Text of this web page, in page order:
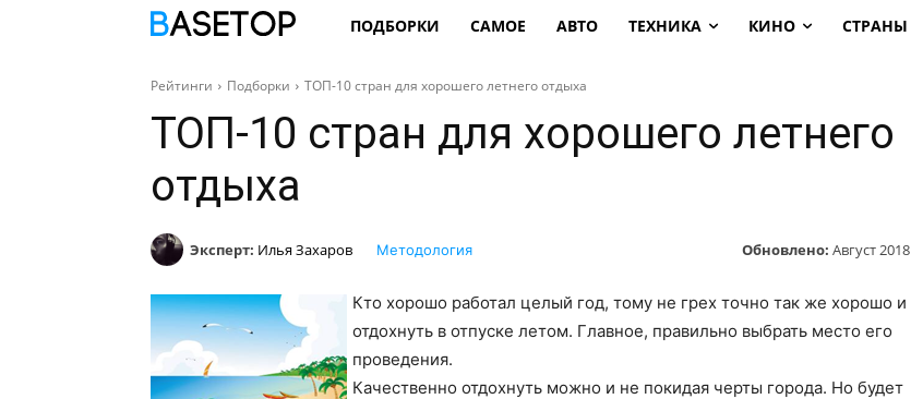
ПОДБОРКИ САМОЕ АВТО ТЕХНИКА КИНО СТРАНЫ
Рейтинги Подборки ТОП-10 стран для хорошего летнего отдыха
ТОП-10 стран для хорошего летнего
отдыха
Эксперт: Илья Захаров Обновлено: Август 2018
Методология
Кто хорошо работал целый год, тому не грех точно так же хорошо и
отдохнуть в отпуске летом. Главное, правильно выбрать место его
проведения.
Качественно отдохнуть можно и не покидая черты города. Но будет